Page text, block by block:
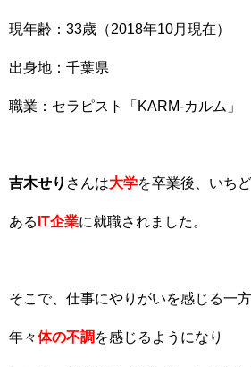
現年齢：33歳（2018年10月現在）
出身地：千葉県
職業：セラピスト「KARM-カルム」
吉木せり さんは大学を卒業後、いちど
ある IT企業に就職されました。
そこで、仕事にやりがいを感じる一方
年々体の不調 を感じるようになり